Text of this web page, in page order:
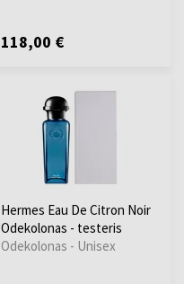
118,00 €
Hermes Eau De Citron Noir
Odekolonas - testeris
Odekolonas - Unisex